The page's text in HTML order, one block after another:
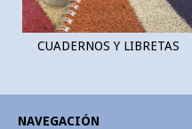
CUADERNOS Y LIBRETAS
NAVEGACIÓN